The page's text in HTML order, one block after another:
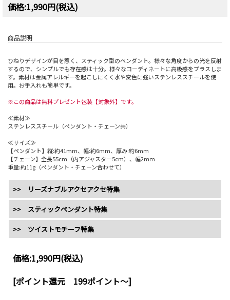
価格:1,990円(税込)
商品説明
ひねりデザインが目を惹く、スティック型のペンダント。様々な角度からの光を反射
するので、シンプルでも存在感は十分。様々なコーディネートに高級感をプラスしま
す。素材は金属アレルギーを起こしにくく水や変色に強いステンレススチールを使
用。お手入れも簡単です。
※この商品は無料プレゼント包装【対象外】です。
≪素材≫
ステンレススチール（ペンダント・チェーン共）
≪サイズ≫
【ペンダント】縦:約41mm、幅:約6mm、厚み:約6mm
【チェーン】全長55cm（内アジャスター5cm）、幅2mm
重量:約11g（ペンダント・チェーン合わせて）
>> リーズナブルアクセアクセ特集
>> スティックペンダント特集
>> ツイストモチーフ特集
価格:1,990円(税込)
[ポイント還元 199ポイント～]